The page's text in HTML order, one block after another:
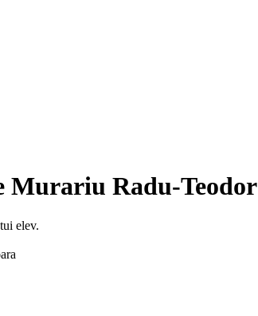
Murariu Radu-Teodor
elev.